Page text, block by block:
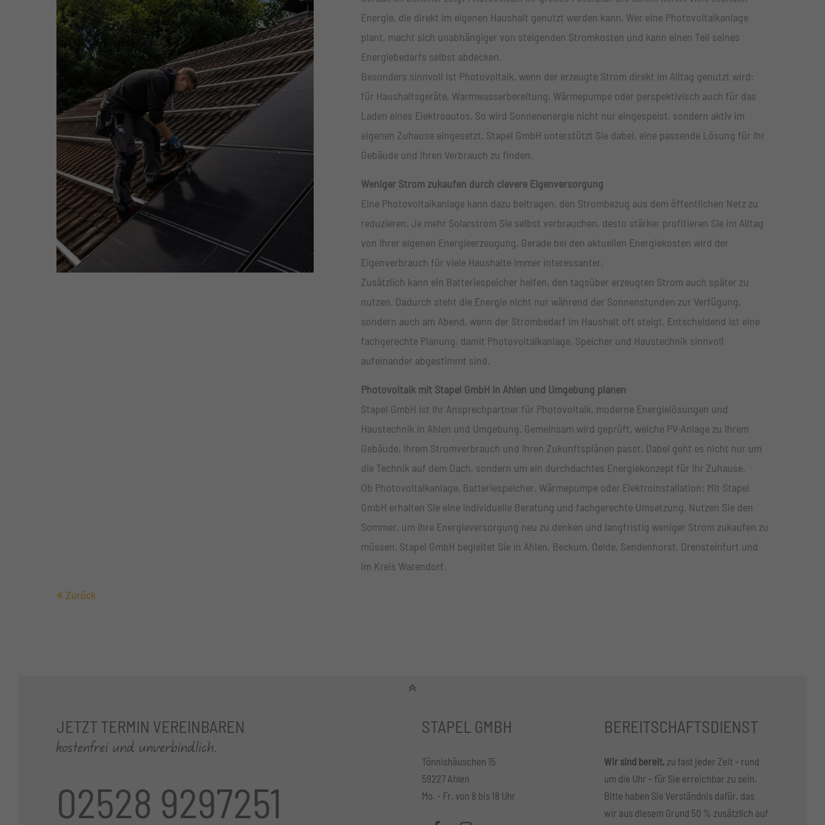
Energie, die direkt im eigenen Haushalt genutzt werden kann. Wer eine Photovoltaikanlage
plant, macht sich unabhängiger von steigenden Stromkosten und kann einen Teil seines
Energiebedarfs selbst abdecken.
Besonders sinnvoll ist Photovoltaik, wenn der erzeugte Strom direkt im Alltag genutzt wird:
für Haushaltsgeräte, Warmwasserbereitung, Wärmepumpe oder perspektivisch auch für das
Laden eines Elektroautos. So wird Sonnenenergie nicht nur eingespeist, sondern aktiv im
eigenen Zuhause eingesetzt. Stapel GmbH unterstützt Sie dabei, eine passende Lösung für Ihr
Gebäude und Ihren Verbrauch zu finden.
Weniger Strom zukaufen durch clevere Eigenversorgung
Eine Photovoltaikanlage kann dazu beitragen, den Strombezug aus dem öffentlichen Netz zu
reduzieren. Je mehr Solarstrom Sie selbst verbrauchen, desto stärker profitieren Sie im Alltag
von Ihrer eigenen Energieerzeugung. Gerade bei den aktuellen Energiekosten wird der
Eigenverbrauch für viele Haushalte immer interessanter.
Zusätzlich kann ein Batteriespeicher helfen, den tagsüber erzeugten Strom auch später zu
nutzen. Dadurch steht die Energie nicht nur während der Sonnenstunden zur Verfügung,
sondern auch am Abend, wenn der Strombedarf im Haushalt oft steigt. Entscheidend ist eine
fachgerechte Planung, damit Photovoltaikanlage, Speicher und Haustechnik sinnvoll
aufeinander abgestimmt sind.
Photovoltaik mit Stapel GmbH in Ahlen und Umgebung planen
Stapel GmbH ist Ihr Ansprechpartner für Photovoltaik, moderne Energielösungen und
Haustechnik in Ahlen und Umgebung. Gemeinsam wird geprüft, welche PV-Anlage zu Ihrem
Gebäude, Ihrem Stromverbrauch und Ihren Zukunftsplänen passt. Dabei geht es nicht nur um
die Technik auf dem Dach, sondern um ein durchdachtes Energiekonzept für Ihr Zuhause.
Ob Photovoltaikanlage, Batteriespeicher, Wärmepumpe oder Elektroinstallation: Mit Stapel
GmbH erhalten Sie eine individuelle Beratung und fachgerechte Umsetzung. Nutzen Sie den
Sommer, um Ihre Energieversorgung neu zu denken und langfristig weniger Strom zukaufen zu
müssen. Stapel GmbH begleitet Sie in Ahlen, Beckum, Oelde, Sendenhorst, Drensteinfurt und
im Kreis Warendorf.
Zurück
JETZT TERMIN VEREINBAREN
kostenfrei und unverbindlich.
02528 9297251
STAPEL GMBH
Tönnishäuschen 15
59227 Ahlen
Mo. - Fr. von 8 bis 18 Uhr
BEREITSCHAFTSDIENST
Wir sind bereit, zu fast jeder Zeit – rund
um die Uhr – für Sie erreichbar zu sein.
Bitte haben Sie Verständnis dafür, das
wir aus diesem Grund 50 % zusätzlich auf